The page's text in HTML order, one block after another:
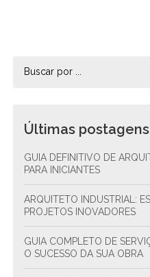
Últimas postagens
GUIA DEFINITIVO DE ARQUITETURA E CONSTRUÇÃO
PARA INICIANTES
ARQUITETO INDUSTRIAL: ESTRATÉGIAS ESSENCIAIS PARA
PROJETOS INOVADORES
GUIA COMPLETO DE SERVIÇOS DE ARQUITETURA PARA
O SUCESSO DA SUA OBRA